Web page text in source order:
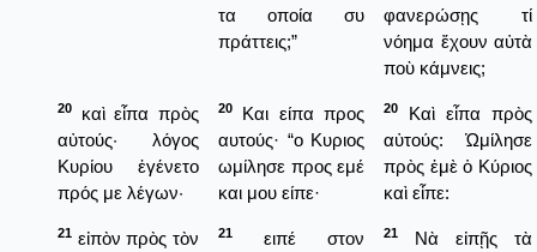
τα οποία συ
πράττεις;”
φανερώσῃς τί
νόημα ἔχουν αὐτὰ
ποὺ κάμνεις;
20
καὶ εἶπα πρὸς
αὐτούς· λόγος
Κυρίου ἐγένετο
πρός με λέγων·
20
Και είπα προς
αυτούς· “ο Κυριος
ωμίλησε προς εμέ
και μου είπε·
20
Καὶ εἶπα πρὸς
αὐτούς: Ὡμίλησε
πρὸς ἐμὲ ὁ Κύριος
καὶ εἶπε:
21 εἰπὸν πρὸς τὸν
21
ειπέ στον
21
Νὰ εἰπῇς τὰ